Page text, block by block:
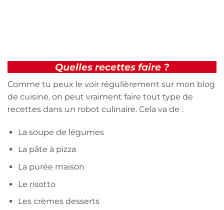
Quelles recettes faire ?
Comme tu peux le voir régulièrement sur mon blog
de cuisine, on peut vraiment faire tout type de
recettes dans un robot culinaire. Cela va de :
La soupe de légumes
La pâte à pizza
La purée maison
Le risotto
Les crèmes desserts